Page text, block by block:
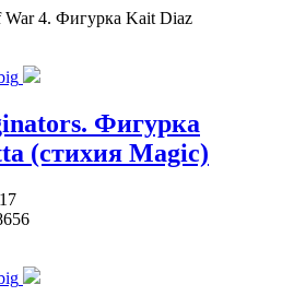
War 4. Фигурка Kait Diaz
Фигурка
(стихия Magic)